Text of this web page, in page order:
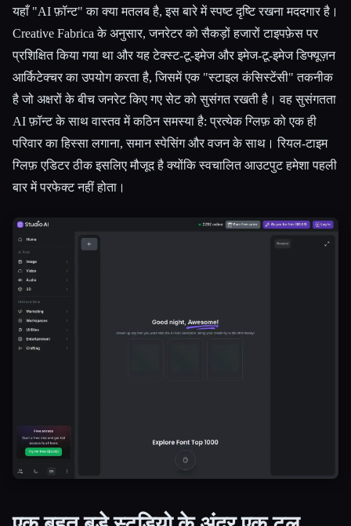
यहाँ "AI फ़ॉन्ट" का क्या मतलब है, इस बारे में स्पष्ट दृष्टि रखना मददगार है।
Creative Fabrica के अनुसार, जनरेटर को सैकड़ों हजारों टाइपफ़ेस पर
प्रशिक्षित किया गया था और यह टेक्स्ट-टू-इमेज और इमेज-टू-इमेज डिफ्यूज़न
आर्किटेक्चर का उपयोग करता है, जिसमें एक "स्टाइल कंसिस्टेंसी" तकनीक
है जो अक्षरों के बीच जनरेट किए गए सेट को सुसंगत रखती है। वह सुसंगतता
AI फ़ॉन्ट के साथ वास्तव में कठिन समस्या है: प्रत्येक ग्लिफ़ को एक ही
परिवार का हिस्सा लगाना, समान स्पेसिंग और वजन के साथ। रियल-टाइम
ग्लिफ़ एडिटर ठीक इसलिए मौजूद है क्योंकि स्वचालित आउटपुट हमेशा पहली
बार में परफेक्ट नहीं होता।